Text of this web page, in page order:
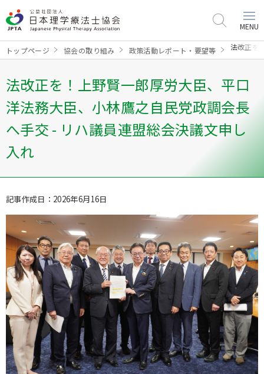
MENU
トップページ 協会の取り組み 政策活動レポート・要望等 法改正を
法改正を！上野賢一郎厚労大臣、平口
洋法務大臣、小林鷹之自民党政調会長
へ手交 - リハ議員連盟総会決議文申し
入れ
記事作成日：2026年6月16日